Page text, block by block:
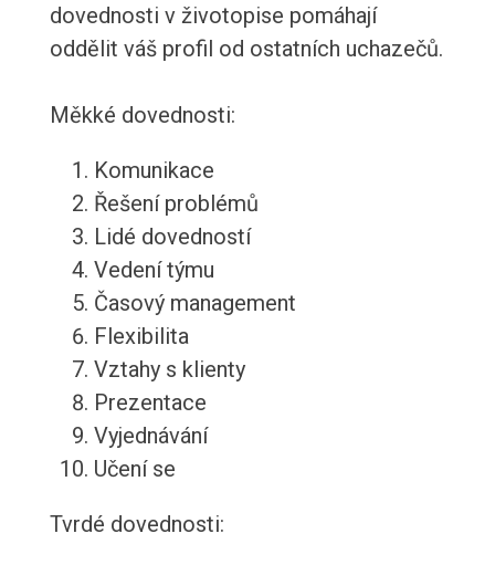
dovednosti v životopise pomáhají
oddělit váš profil od ostatních uchazečů.
Měkké dovednosti:
Komunikace
Řešení problémů
Lidé dovedností
Vedení týmu
Časový management
Flexibilita
Vztahy s klienty
Prezentace
Vyjednávání
Učení se
Tvrdé dovednosti: